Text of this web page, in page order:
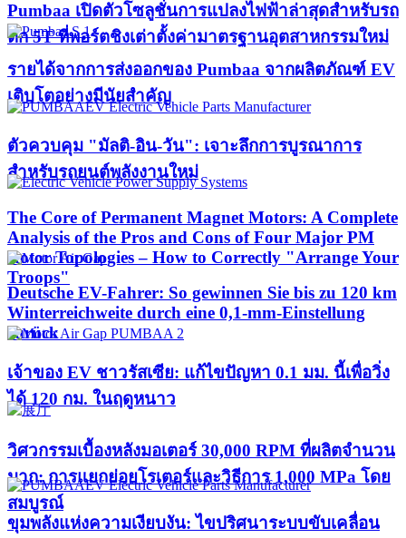
Pumbaa เปิดตัวโซลูชั่นการแปลงไฟฟ้าล่าสุดสำหรับรถ
ตัก 5T ที่พอร์ตชิงเต่าตั้งค่ามาตรฐานอุตสาหกรรมใหม่
รายได้จากการส่งออกของ Pumbaa จากผลิตภัณฑ์ EV
เติบโตอย่างมีนัยสำคัญ
ตัวควบคุม "มัลติ-อิน-วัน": เจาะลึกการบูรณาการ
สำหรับรถยนต์พลังงานใหม่
The Core of Permanent Magnet Motors: A Complete
Analysis of the Pros and Cons of Four Major PM
Rotor Topologies – How to Correctly "Arrange Your
Troops"
Deutsche EV-Fahrer: So gewinnen Sie bis zu 120 km
Winterreichweite durch eine 0,1-mm-Einstellung
zurück
เจ้าของ EV ชาวรัสเซีย: แก้ไขปัญหา 0.1 มม. นี้เพื่อวิ่ง
ได้ 120 กม. ในฤดูหนาว
วิศวกรรมเบื้องหลังมอเตอร์ 30,000 RPM ที่ผลิตจำนวน
มาก: การแยกย่อยโรเตอร์และวิธีการ 1,000 MPa โดย
สมบูรณ์
ขุมพลังแห่งความเงียบงัน: ไขปริศนาระบบขับเคลื่อน